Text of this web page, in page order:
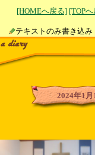
[HOMEへ戻る] [TOP
テキストのみ書
2024年1月